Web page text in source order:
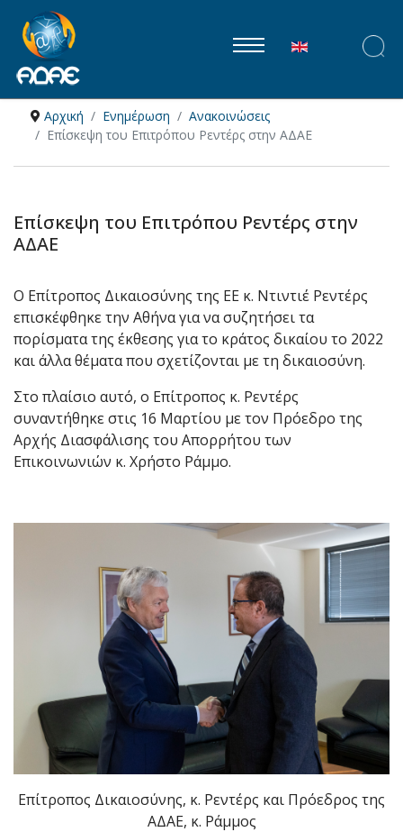
Επιλέξτε τη
Αρχική Ενημέρωση
Ανακοινώσεις
Επίσκεψη του Επιτρόπου Ρεντέρς στην ΑΔΑΕ
Επίσκεψη του Επιτρόπου Ρεντέρς στην
ΑΔΑΕ
Ο Επίτροπος Δικαιοσύνης της ΕΕ κ. Ντιντιέ Ρεντέρς
επισκέφθηκε την Αθήνα για να συζητήσει τα
πορίσματα της έκθεσης για το κράτος δικαίου το 2022
και άλλα θέματα που σχετίζονται με τη δικαιοσύνη.
Στο πλαίσιο αυτό, ο Επίτροπος κ. Ρεντέρς
συναντήθηκε στις 16 Μαρτίου με τον Πρόεδρο της
Αρχής Διασφάλισης του Απορρήτου των
Επικοινωνιών κ. Χρήστο Ράμμο.
Επίτροπος Δικαιοσύνης, κ. Ρεντέρς και Πρόεδρος της
ΑΔΑΕ, κ. Ράμμος